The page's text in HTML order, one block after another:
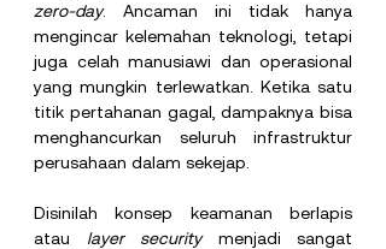
zero-day. Ancaman ini tidak hanya
mengincar kelemahan teknologi, tetapi
juga celah manusiawi dan operasional
yang mungkin terlewatkan. Ketika satu
titik pertahanan gagal, dampaknya bisa
menghancurkan seluruh infrastruktur
perusahaan dalam sekejap.
Disinilah konsep keamanan berlapis
atau layer security menjadi sangat